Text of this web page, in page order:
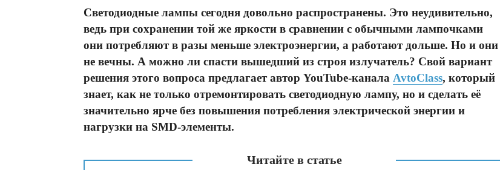
Светодиодные лампы сегодня довольно распространены. Это неудивительно,
ведь при сохранении той же яркости в сравнении с обычными лампочками
они потребляют в разы меньше электроэнергии, а работают дольше. Но и они
не вечны. А можно ли спасти вышедший из строя излучатель? Свой вариант
решения этого вопроса предлагает автор YouTube-канала AvtoClass, который
знает, как не только отремонтировать светодиодную лампу, но и сделать её
значительно ярче без повышения потребления электрической энергии и
нагрузки на SMD-элементы.
Читайте в статье